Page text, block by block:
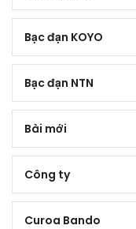
Bạc đạn KOYO
Bạc đạn NTN
Bài mới
Công ty
Curoa Bando